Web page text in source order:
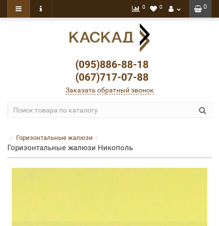
0
0 0
(095)886-88-18
(067)717-07-88
Заказать обратный звонок
Горизонтальные жалюзи
Горизонтальные жалюзи Никополь